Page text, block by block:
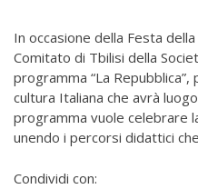
In occasione della Festa
Comitato di Tbilisi della
programma “La
cultura Italiana che avrà
programma vuole celebrare
unendo i percorsi didattici
Condividi con: